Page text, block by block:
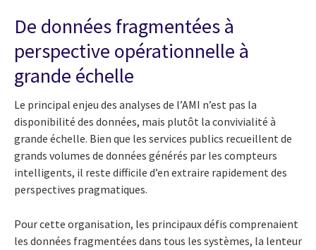
De données fragmentées à
perspective opérationnelle à
grande échelle
Le principal enjeu des analyses de l’AMI n’est pas la
disponibilité des données, mais plutôt la convivialité à
grande échelle. Bien que les services publics recueillent de
grands volumes de données générés par les compteurs
intelligents, il reste difficile d’en extraire rapidement des
perspectives pragmatiques.
Pour cette organisation, les principaux défis comprenaient
les données fragmentées dans tous les systèmes, la lenteur